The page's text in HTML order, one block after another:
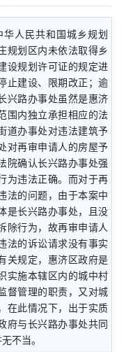
人民共和国城乡规划
规划区内未依法取得乡
设规划许可证的规定进
止建设、限期改正；逾
兴路办事处虽然是惠济
围内独立承担相应的法
道办事处对违法建筑予
对再审申请人的房屋予
院确认长兴路办事处强
为违法正确。而对于再
法的问题，由于本案中
是长兴路办事处，且没
除行为，故再审申请人
法的诉讼请求没有事实
关规定，惠济区政府是
实施本辖区内的城中村
督管理的职责，又对城
在此情况下，出于实质
府与长兴路办事处共同
不当。